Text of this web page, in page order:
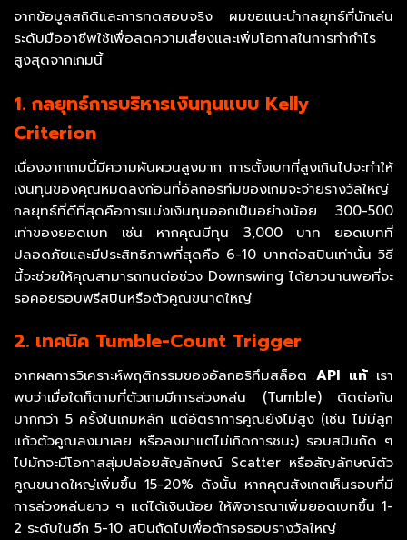
จากข้อมูลสถิติและการทดสอบจริง ผมขอแนะนำกลยุทธ์ที่นักเล่น
ระดับมืออาชีพใช้เพื่อลดความเสี่ยงและเพิ่มโอกาสในการทำกำไร
สูงสุดจากเกมนี้
1. กลยุทธ์การบริหารเงินทุนแบบ Kelly
Criterion
เนื่องจากเกมนี้มีความผันผวนสูงมาก การตั้งเบทที่สูงเกินไปจะทำให้
เงินทุนของคุณหมดลงก่อนที่อัลกอริทึมของเกมจะจ่ายรางวัลใหญ่
กลยุทธ์ที่ดีที่สุดคือการแบ่งเงินทุนออกเป็นอย่างน้อย 300-500
เท่าของยอดเบท เช่น หากคุณมีทุน 3,000 บาท ยอดเบทที่
ปลอดภัยและมีประสิทธิภาพที่สุดคือ 6-10 บาทต่อสปินเท่านั้น วิธี
นี้จะช่วยให้คุณสามารถทนต่อช่วง Downswing ได้ยาวนานพอที่จะ
รอคอยรอบฟรีสปินหรือตัวคูณขนาดใหญ่
2. เทคนิค Tumble-Count Trigger
จากผลการวิเคราะห์พฤติกรรมของอัลกอริทึมสล็อตAPI แท้เรา
พบว่าเมื่อใดก็ตามที่ตัวเกมมีการล่วงหล่น (Tumble) ติดต่อกัน
มากกว่า 5 ครั้งในเกมหลัก แต่อัตราการคูณยังไม่สูง (เช่น ไม่มีลูก
แก้วตัวคูณลงมาเลย หรือลงมาแต่ไม่เกิดการชนะ) รอบสปินถัด ๆ
ไปมักจะมีโอกาสสุ่มปล่อยสัญลักษณ์ Scatter หรือสัญลักษณ์ตัว
คูณขนาดใหญ่เพิ่มขึ้น 15-20% ดังนั้น หากคุณสังเกตเห็นรอบที่มี
การล่วงหล่นยาว ๆ แต่ได้เงินน้อย ให้พิจารณาเพิ่มยอดเบทขึ้น 1-
2 ระดับในอีก 5-10 สปินถัดไปเพื่อดักรอรอบรางวัลใหญ่